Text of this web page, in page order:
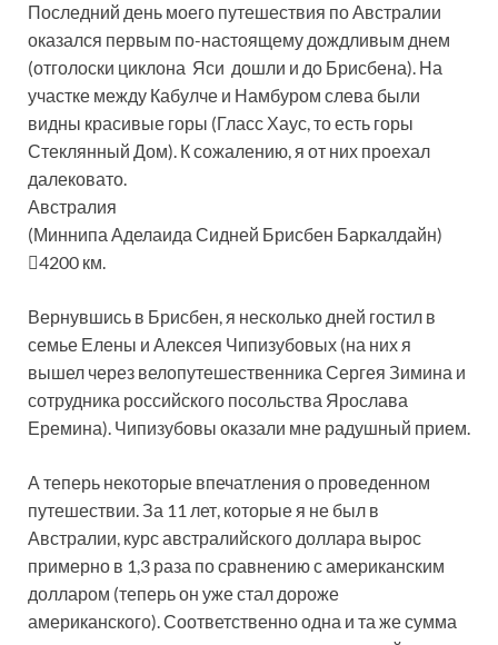
Последний день моего путешествия по Австралии
оказался первым по-настоящему дождливым днем
(отголоски циклона Яси дошли и до Брисбена). На
участке между Кабулче и Намбуром слева были
видны красивые горы (Гласс Хаус, то есть горы
Стеклянный Дом). К сожалению, я от них проехал
далековато.
Австралия
(Миннипа Аделаида Сидней Брисбен Баркалдайн)
4200 км.
Вернувшись в Брисбен, я несколько дней гостил в
семье Елены и Алексея Чипизубовых (на них я
вышел через велопутешественника Сергея Зимина и
сотрудника российского посольства Ярослава
Еремина). Чипизубовы оказали мне радушный прием.
А теперь некоторые впечатления о проведенном
путешествии. За 11 лет, которые я не был в
Австралии, курс австралийского доллара вырос
примерно в 1,3 раза по сравнению с американским
долларом (теперь он уже стал дороже
американского). Соответственно одна и та же сумма